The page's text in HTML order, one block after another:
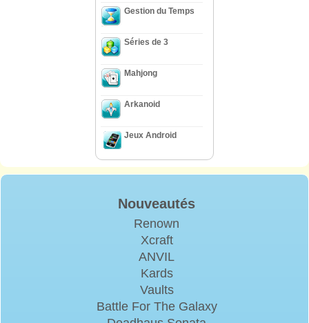
Gestion du Temps
Séries de 3
Mahjong
Arkanoid
Jeux Android
Nouveautés
Renown
Xcraft
ANVIL
Kards
Vaults
Battle For The Galaxy